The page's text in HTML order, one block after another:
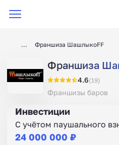
Франшиза ШашлыкоFF
Франшиза
4.6(19)
Франшизы баров
Инвестиции
С учётом паушального
24 000 000 ₽